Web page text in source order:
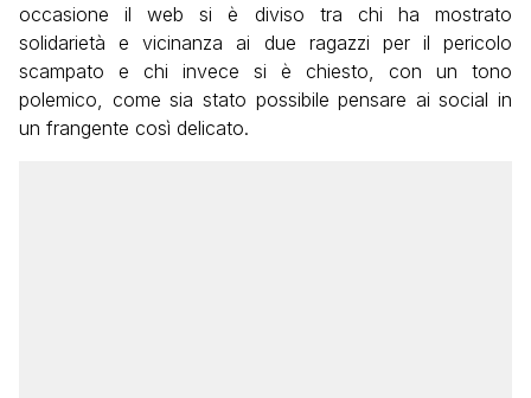
occasione il web si è diviso tra chi ha mostrato
solidarietà e vicinanza ai due ragazzi per il pericolo
scampato e chi invece si è chiesto, con un tono
polemico, come sia stato possibile pensare ai social in
un frangente così delicato.